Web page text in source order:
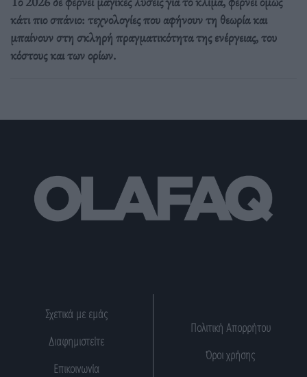
κάτι πιο σπάνιο: τεχνολογίες που αφήνουν τη θεωρία και
μπαίνουν στη σκληρή πραγματικότητα της ενέργειας, του
κόστους και των ορίων.
Σχετικά με εμάς
Διαφημιστείτε
Επικοινωνία
Πολιτική Απορρήτου
Όροι χρήσης